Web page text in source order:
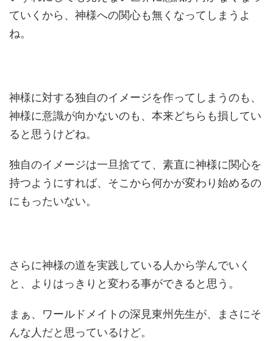
ていくから、神様への関心も無くなってしまうよ
ね。
神様に対する独自のイメージを作ってしまうのも、
神様に意識が向かないのも、本来どちらも損してい
ると思うけどね。
独自のイメージは一旦捨てて、素直に神様に関心を
持つようにすれば、そこから何かが変わり始めるの
にもったいない。
さらに神様の道を実践している人から学んでいく
と、よりはっきりと変わる事ができると思う。
まぁ、ワールドメイトの深見東州先生が、まさにそ
んな人だと思っているけど。